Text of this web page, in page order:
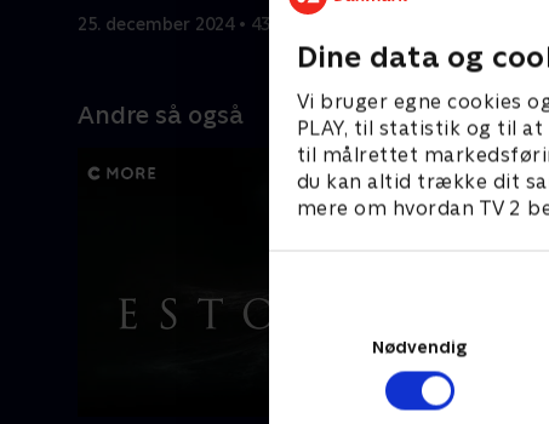
Dine data og
Vi bruger egne cookies
PLAY, til statistik og til
til målrettet
du kan altid trække dit
mere om hvordan TV 2
Nødvendig
25. december 2024 • 43 min
Andre så også